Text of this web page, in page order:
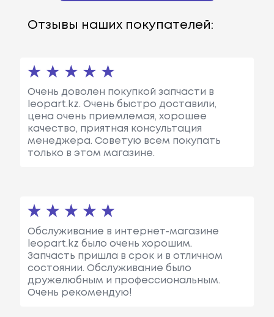
Отзывы наших покупателей:
Очень доволен покупкой запчасти в
leopart.kz. Очень быстро доставили,
цена очень приемлемая, хорошее
качество, приятная консультация
менеджера. Советую всем покупать
только в этом магазине.
Обслуживание в интернет-магазине
leopart.kz было очень хорошим.
Запчасть пришла в срок и в отличном
состоянии. Обслуживание было
дружелюбным и профессиональным.
Очень рекомендую!